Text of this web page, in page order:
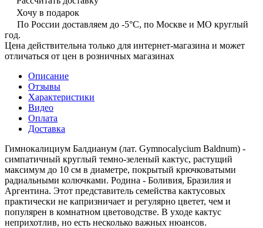
Хочу в подарок
По России доставляем до -5°C, по Москве и МО круглый
год.
Цена действительна только для интернет-магазина и может
отличаться от цен в розничных магазинах
Описание
Отзывы
Характеристики
Видео
Оплата
Доставка
Гимнокалициум Балдианум (лат. Gymnocalycium Baldnum) -
симпатичный круглый темно-зеленый кактус, растущий
максимум до 10 см в диаметре, покрытый крючковатыми
радиальными колючками. Родина - Боливия, Бразилия и
Аргентина. Этот представитель семейства кактусовых
практически не капризничает и регулярно цветет, чем и
популярен в комнатном цветоводстве. В уходе кактус
неприхотлив, но есть несколько важных нюансов.